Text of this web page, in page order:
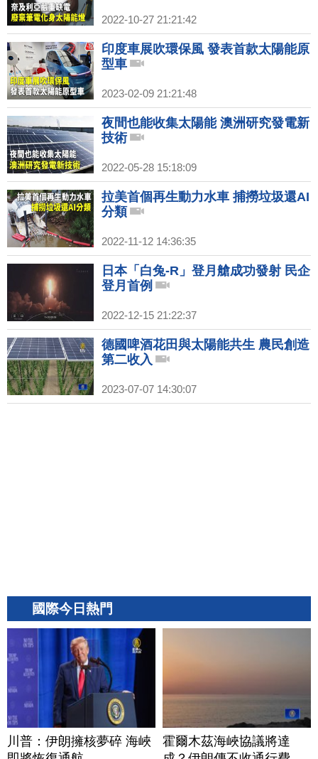
2022-10-27 21:21:42
印度車展吹環保風 發表首款太陽能原
型車
2023-02-09 21:21:48
夜間也能收集太陽能 澳洲研究發電新
技術
2022-05-28 15:18:09
拉美首個再生動力水車 捕撈垃圾還AI
分類
2022-11-12 14:36:35
日本「白兔-R」登月艙成功發射 民企
登月首例
2022-12-15 21:22:37
德國啤酒花田與太陽能共生 農民創造
第二收入
2023-07-07 14:30:07
國際今日熱門
川普：伊朗擁核夢碎 海峽
霍爾木茲海峽協議將達